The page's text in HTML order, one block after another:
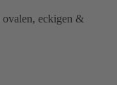
ovalen, eckigen &